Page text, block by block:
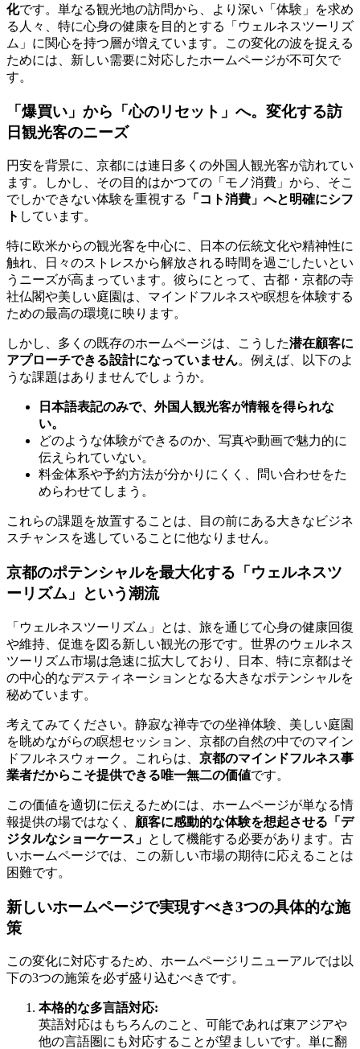
化です。単なる観光地の訪問から、より深い「体験」を求め
る人々、特に心身の健康を目的とする「ウェルネスツーリズ
ム」に関心を持つ層が増えています。この変化の波を捉える
ためには、新しい需要に対応したホームページが不可欠で
す。
「爆買い」から「心のリセット」へ。変化する訪
日観光客のニーズ
円安を背景に、京都には連日多くの外国人観光客が訪れてい
ます。しかし、その目的はかつての「モノ消費」から、そこ
でしかできない体験を重視する
「コト消費」へと明確にシフ
ト しています。
特に欧米からの観光客を中心に、日本の伝統文化や精神性に
触れ、日々のストレスから解放される時間を過ごしたいとい
うニーズが高まっています。彼らにとって、古都・京都の寺
社仏閣や美しい庭園は、マインドフルネスや瞑想を体験する
ための最高の環境に映ります。
しかし、多くの既存のホームページは、こうした潜在顧客に
アプローチできる設計になっていません。例えば、以下のよ
うな課題はありませんでしょうか。
日本語表記のみで、外国人観光客が情報を得られな
い。
どのような体験ができるのか、写真や動画で魅力的に
伝えられていない。
料金体系や予約方法が分かりにくく、問い合わせをた
めらわせてしまう。
これらの課題を放置することは、目の前にある大きなビジネ
スチャンスを逃していることに他なりません。
京都のポテンシャルを最大化する「ウェルネスツ
ーリズム」という潮流
「ウェルネスツーリズム」とは、旅を通じて心身の健康回復
や維持、促進を図る新しい観光の形です。世界のウェルネス
ツーリズム市場は急速に拡大しており、日本、特に京都はそ
の中心的なデスティネーションとなる大きなポテンシャルを
秘めています。
考えてみてください。静寂な禅寺での坐禅体験、美しい庭園
を眺めながらの瞑想セッション、京都の自然の中でのマイン
ドフルネスウォーク。これらは、 京都のマインドフルネス事
業者だからこそ提供できる唯一無二の価値です。
この価値を適切に伝えるためには、ホームページが単なる情
報提供の場ではなく、 顧客に感動的な体験を想起させる「デ
ジタルなショーケース」 として機能する必要があります。古
いホームページでは、この新しい市場の期待に応えることは
困難です。
新しいホームページで実現すべき3つの具体的な施
策
この変化に対応するため、ホームページリニューアルでは以
下の3つの施策を必ず盛り込むべきです。
本格的な多言語対応:
英語対応はもちろんのこと、可能であれば東アジアや
他の言語圏にも対応することが望ましいです。単に翻